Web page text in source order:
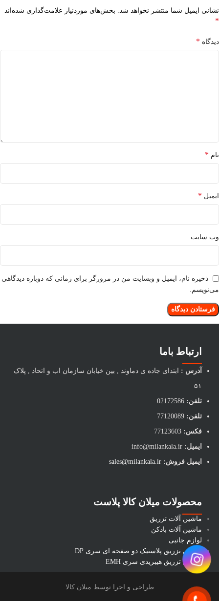
نشانی ایمیل شما منتشر نخواهد شد. بخش‌های موردنیاز علامت‌گذاری شده‌اند
*
دیدگاه *
نام *
ایمیل *
وب‌ سایت
ذخیره نام، ایمیل و وبسایت من در مرورگر برای زمانی که دوباره دیدگاهی
می‌نویسم.
ارتباط باما
آدرس : ابتدای جاده ی دماوند , بین خیابان سازمان اب و اتحاد , پلاک
۵۱
تلفن: 02172586
تلفن:
فکس:
ایمیل:
ایمیل فروش: sales@milankala.ir
محصولات میلان کالا پلاست
ماشین آلات تزریق
ماشین آلات بادکن
لوازم جانبی
ماشین تزریق پلاستیک دو صفحه ای سری DP
ماشین تزریق هیبریدی سری EMH
طراحی و اجرا توسط میلان کالا